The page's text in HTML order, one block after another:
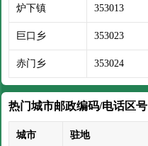
炉下镇 353013
巨口乡 353023
赤门乡 353024
热门城市邮政编码/电话区号
城市 驻地